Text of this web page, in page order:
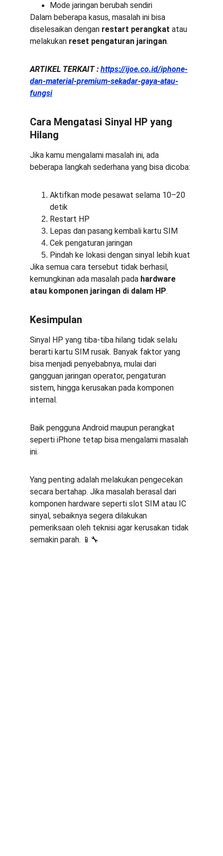
Mode jaringan berubah sendiri
Dalam beberapa kasus, masalah ini bisa
diselesaikan dengan restart perangkat atau
melakukan reset pengaturan jaringan.
ARTIKEL TERKAIT : https://ijoe.co.id/iphone-
dan-material-premium-sekadar-gaya-atau-
fungsi
Cara Mengatasi Sinyal HP yang
Hilang
Jika kamu mengalami masalah ini, ada
beberapa langkah sederhana yang bisa dicoba:
Aktifkan mode pesawat selama 10–20
detik
Restart HP
Lepas dan pasang kembali kartu SIM
Cek pengaturan jaringan
Pindah ke lokasi dengan sinyal lebih kuat
Jika semua cara tersebut tidak berhasil,
kemungkinan ada masalah pada hardware
atau komponen jaringan di dalam HP.
Kesimpulan
Sinyal HP yang tiba-tiba hilang tidak selalu
berarti kartu SIM rusak. Banyak faktor yang
bisa menjadi penyebabnya, mulai dari
gangguan jaringan operator, pengaturan
sistem, hingga kerusakan pada komponen
internal.
Baik pengguna Android maupun perangkat
seperti iPhone tetap bisa mengalami masalah
ini.
Yang penting adalah melakukan pengecekan
secara bertahap. Jika masalah berasal dari
komponen hardware seperti slot SIM atau IC
sinyal, sebaiknya segera dilakukan
pemeriksaan oleh teknisi agar kerusakan tidak
semakin parah. 📱🔧